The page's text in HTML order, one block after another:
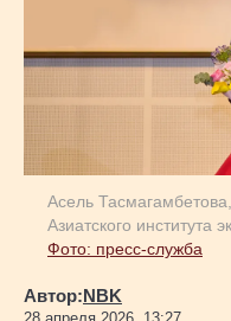
Исследования
Люди
Life & Arts
О нас
Асель
Азиатского института
Фото: пресс-служба
Автор:NBK